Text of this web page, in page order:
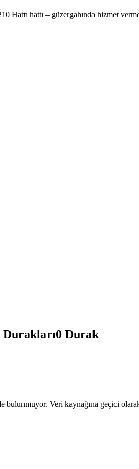
Hattı hattı – güzergahında hizmet
Durakları0 Durak
bulunmuyor. Veri kaynağına geçici